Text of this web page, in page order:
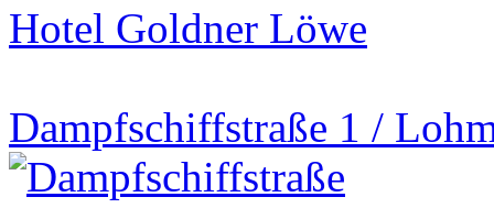
Hotel Goldner Löwe
Dampfschiffstraße 1 /